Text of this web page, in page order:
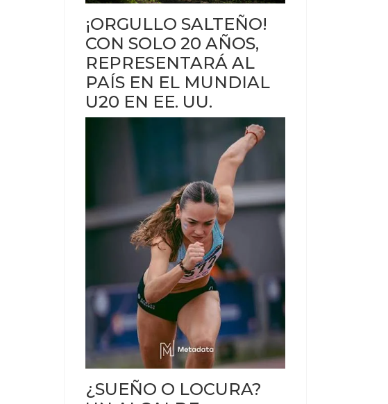
¡ORGULLO SALTEÑO!
CON SOLO 20 AÑOS,
REPRESENTARÁ AL
PAÍS EN EL MUNDIAL
U20 EN EE. UU.
¿SUEÑO O LOCURA?